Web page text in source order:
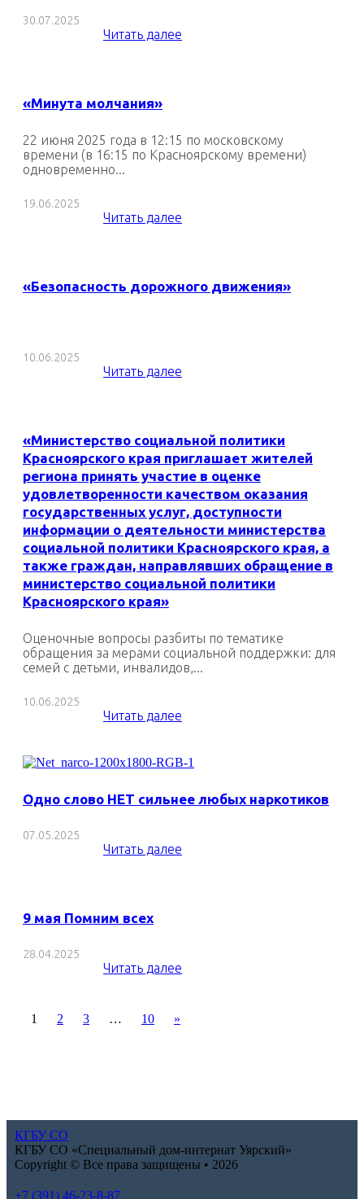
30.07.2025
Читать далее
«Минута молчания»
22 июня 2025 года в 12:15 по московскому
времени (в 16:15 по Красноярскому времени)
одновременно...
19.06.2025
Читать далее
«Безопасность дорожного движения»
10.06.2025
Читать далее
«Министерство социальной политики
Красноярского края приглашает жителей
региона принять участие в оценке
удовлетворенности качеством оказания
государственных услуг, доступности
информации о деятельности министерства
социальной политики Красноярского края, а
также граждан, направлявших обращение в
министерство социальной политики
Красноярского края»
Оценочные вопросы разбиты по тематике
обращения за мерами социальной поддержки: для
семей с детьми, инвалидов,...
10.06.2025
Читать далее
Одно слово НЕТ сильнее любых наркотиков
07.05.2025
Читать далее
9 мая Помним всех
28.04.2025
Читать далее
1 2 3 … 10 »
КГБУ СО
КГБУ СО «Специальный дом-интернат Уярский»
Copyright © Все права защищены • 2026
+7 (391) 46-23-8-87